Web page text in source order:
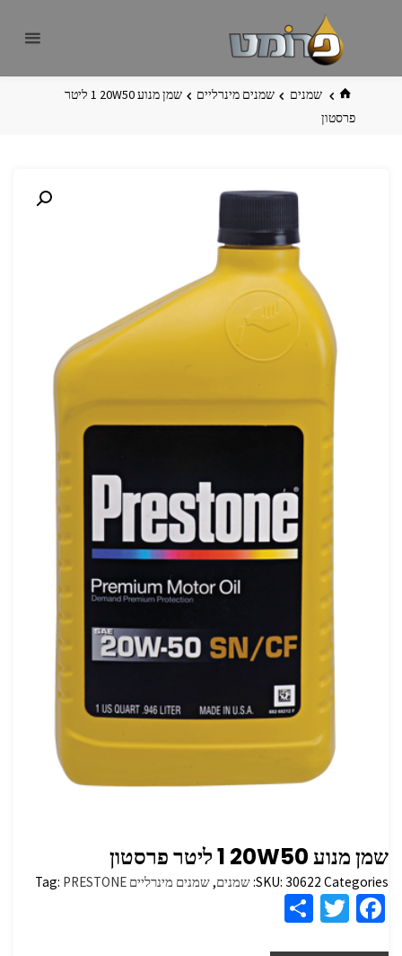
בית שמנים שמנים מינרליים
‏שמן מנוע 20W50 ‏1 ליטר
פרסטון
‏שמן מנוע 20W50 ‏1 ליטר פרסטון
SKU: 30622 Categories: שמנים,שמנים מינרליים Tag: PRESTONE
Fa
T